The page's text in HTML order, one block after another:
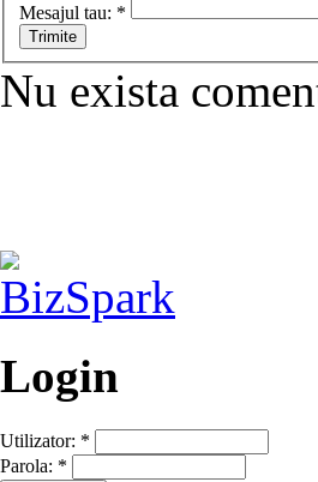
Mesajul tau: *
Nu exista
Login
Utilizator: *
Parola: *